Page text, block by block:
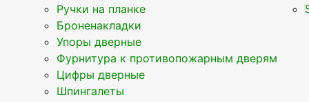
Ручки на планке
Броненакладки
Упоры дверные
Фурнитура к противопожарным дверям
Цифры дверные
Шпингалеты